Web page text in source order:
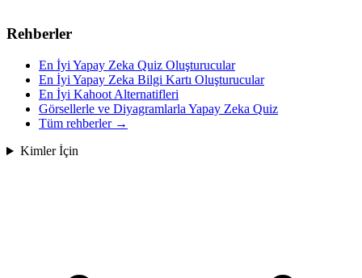
Rehberler
En İyi Yapay Zeka Quiz Oluşturucular
En İyi Yapay Zeka Bilgi Kartı Oluşturucular
En İyi Kahoot Alternatifleri
Görsellerle ve Diyagramlarla Yapay Zeka Quiz
Tüm rehberler→
Kimler İçin